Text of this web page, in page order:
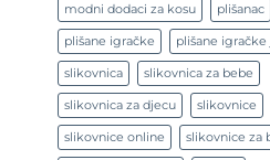
modni dodaci za kosu plišanac
plišane igračke plišane
slikovnica slikovnica za bebe
slikovnica za djecu slikovnice
slikovnice online slikovnice za